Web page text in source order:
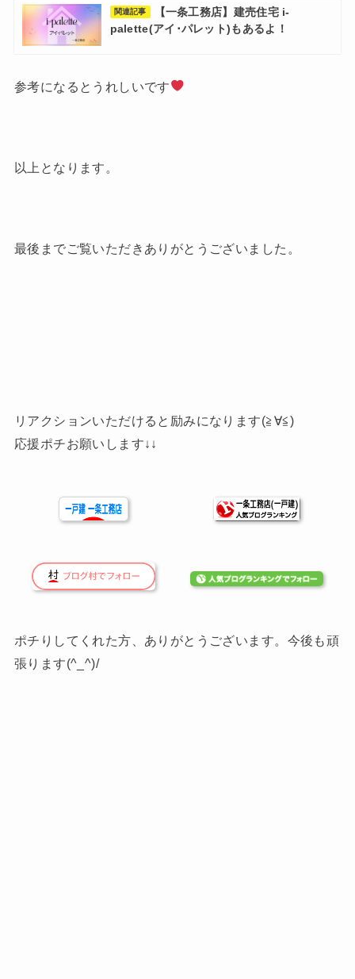
関連記事
【一条工務店】建売住宅 i-
palette(アイ･パレット)もあるよ！
参考になるとうれしいです
以上となります。
最後までご覧いただきありがとうございました。
リアクションいただけると励みになります(≧∀≦)
応援ポチお願いします↓↓
ポチりしてくれた方、ありがとうございます。今後も頑
張ります(^_^)/